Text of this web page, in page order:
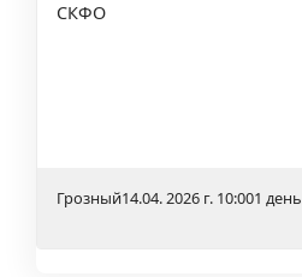
СКФО
Грозный14.04. 2026 г. 10:001 день